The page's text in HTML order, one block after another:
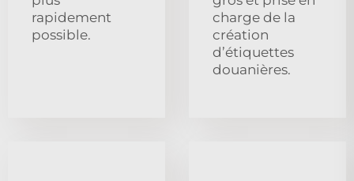
rapidement
possible.
charge de la
création
d’étiquettes
douanières.